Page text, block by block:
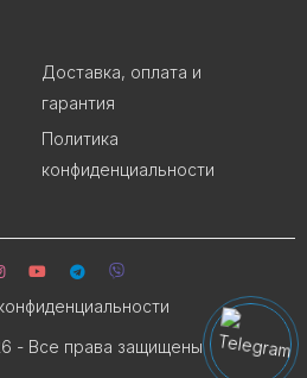
Доставка, оплата и
гарантия
Политика
конфиденциальности
- Все права защищены